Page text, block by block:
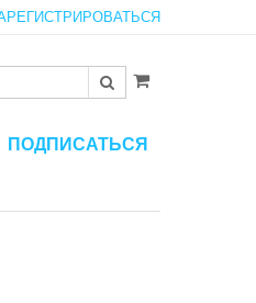
ПОДПИСАТЬСЯ